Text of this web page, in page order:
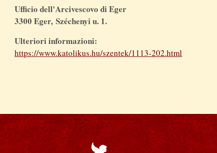
Ufficio dell'Arcivescovo di Eger
3300 Eger, Széchenyi u. 1.
Ulteriori informazioni:
https://www.katolikus.hu/szentek/1113-202.html